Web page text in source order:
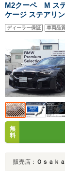
M2クーペ M ス
ケージ ステアリ
ションガラス ハ
プルカープレイ
ディーラー保証 車両品
無
料
販売店： Ｏｓａｋａ